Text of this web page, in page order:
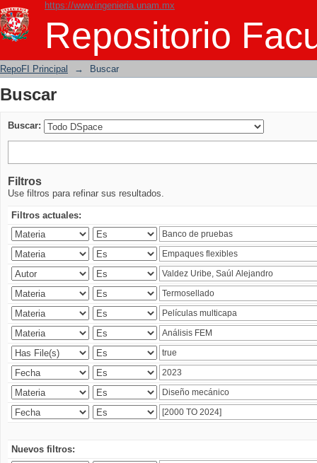
https://www.ingenieria.unam.mx
Repositorio
Buscar
RepoFI Principal → Buscar
Buscar
Buscar:
Filtros
Use filtros para refinar sus resultados.
Filtros actuales:
Nuevos filtros: